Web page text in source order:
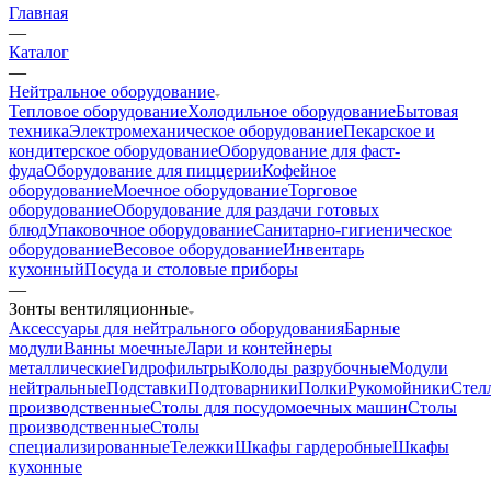
Главная
—
Каталог
—
Нейтральное оборудование
Тепловое оборудованиеХолодильное оборудованиеБытовая
техникаЭлектромеханическое оборудованиеПекарское и
кондитерское оборудованиеОборудование для фаст-
фудаОборудование для пиццерииКофейное
оборудованиеМоечное оборудованиеТорговое
оборудованиеОборудование для раздачи готовых
блюдУпаковочное оборудованиеСанитарно-гигиеническое
оборудованиеВесовое оборудованиеИнвентарь
кухонныйПосуда и столовые приборы
—
Зонты вентиляционные
Аксессуары для нейтрального оборудованияБарные
модулиВанны моечныеЛари и контейнеры
металлическиеГидрофильтрыКолоды разрубочныеМодули
нейтральныеПодставкиПодтоварникиПолкиРукомойники
производственныеСтолы для посудомоечных машинСтолы
производственныеСтолы
специализированныеТележкиШкафы гардеробныеШкафы
кухонные